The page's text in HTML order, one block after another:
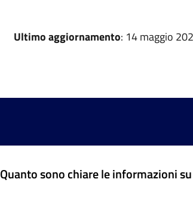
Ultimo aggiornamento: 14 maggio
Quanto sono chiare le informazioni